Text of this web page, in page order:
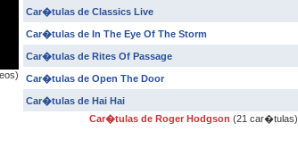
Car�tulas de Classics Live
Car�tulas de In The Eye Of The Storm
Car�tulas de Rites Of Passage
Car�tulas de Open The Door
Car�tulas de Hai Hai
Car�tulas de Roger Hodgson (21 car�tulas)